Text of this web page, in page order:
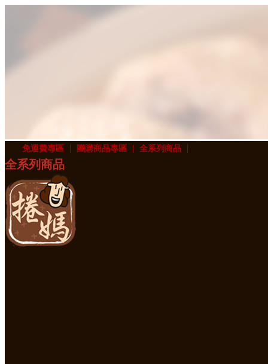
免運費專區 | 團購商品專區 | 全系列商品 |
全系列商品